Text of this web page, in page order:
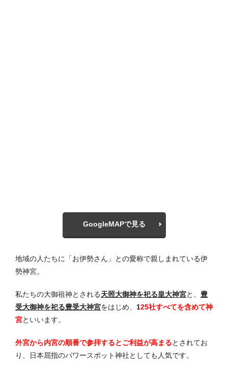
GoogleMAPで見る
地域の人たちに「お伊勢さん」との愛称で親しまれている伊
勢神宮。
私たちの大御祖神とされる天照大御神を祀る皇大神宮と、 豊
受大御神を祀る豊受大神宮をはじめ、 125社すべてを含めて神
宮といいます。
外宮から内宮の順番で参拝するとご利益が高まるとされてお
り、日本屈指のパワースポット神社としても人気です。